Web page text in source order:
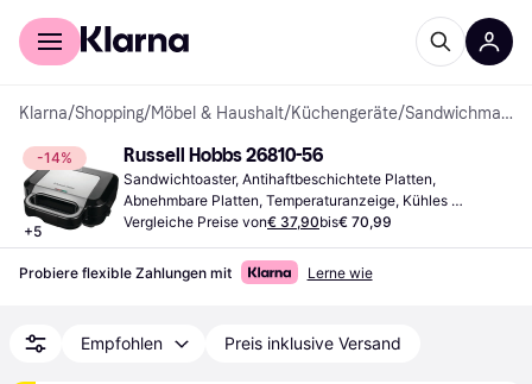
Für Shopper
Klarna/Shopping/Möbel & Haushalt/Küchengeräte/ Sandwichmaker
-14%
+5
Russell Hobbs 26810-56
Sandwichtoaster, Antihaftbeschichtete Platten,
Abnehmbare Platten, Temperaturanzeige, Kühles
Gehäuse, 1000 W
Vergleiche Preise von€ 37,90bis€ 70,99
Probiere flexible Zahlungen mit Lerne wie
Empfohlen Preis inklusive Versand